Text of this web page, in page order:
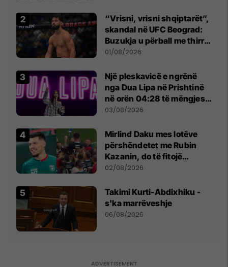
“Vrisni, vrisni shqiptarët”,
skandal në UFC Beograd:
Buzukja u përball me thirrje
anti-shqiptare nga
01/08/2026
Një pleskavicë e ngrënë
nga Dua Lipa në Prishtinë
në orën 04:28 të mëngjesit
- dhe bota digjitale serbe
03/08/2026
Mirlind Daku mes lotëve
përshëndetet me Rubin
Kazanin, do të fitojë
miliona te Spartak Moska
02/08/2026
Takimi Kurti-Abdixhiku -
s'ka marrëveshje
06/08/2026